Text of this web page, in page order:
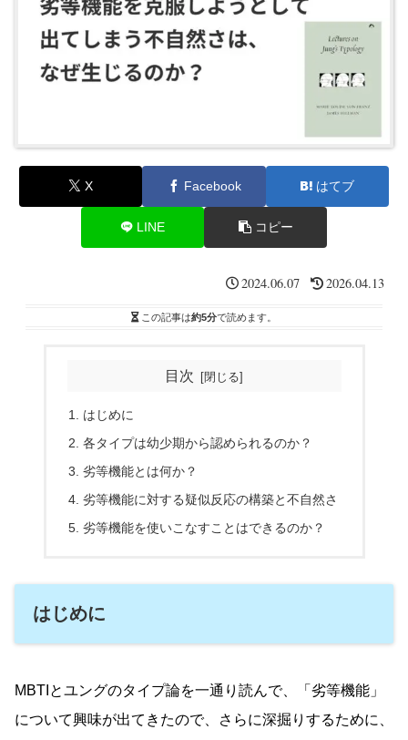
X Facebook はてブ
LINE コピー
2024.06.07 2026.04.13
この記事は約5分で読めます。
目次
はじめに
各タイプは幼少期から認められるのか？
劣等機能とは何か？
劣等機能に対する疑似反応の構築と不自然さ
劣等機能を使いこなすことはできるのか？
はじめに
MBTIとユングのタイプ論を一通り読んで、「劣等機能」
について興味が出てきたので、さらに深掘りするために、